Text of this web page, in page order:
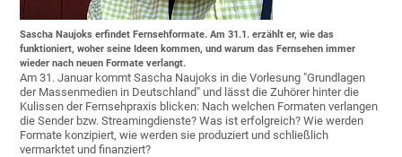
Sascha Naujoks erfindet Fernsehformate. Am 31.1. erzählt er, wie das
funktioniert, woher seine Ideen kommen, und warum das Fernsehen immer
wieder nach neuen Formate verlangt.
Am 31. Januar kommt Sascha Naujoks in die Vorlesung "Grundlagen
der Massenmedien in Deutschland" und lässt die Zuhörer hinter die
Kulissen der Fernsehpraxis blicken: Nach welchen Formaten verlangen
die Sender bzw. Streamingdienste? Was ist erfolgreich? Wie werden
Formate konzipiert, wie werden sie produziert und schließlich
vermarktet und finanziert?